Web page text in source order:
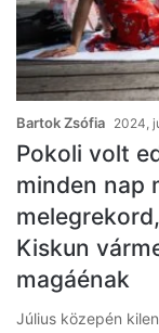
Bartok Zsófia 2024,
Pokoli volt
minden nap
Kiskun
magáénak
Július közepén